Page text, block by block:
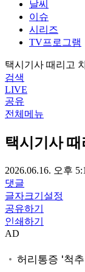
날씨
이슈
시리즈
TV프로그램
택시기사 때리고
검색
LIVE
공유
전체메뉴
택시기사
2026.06.16. 오후
댓글
글자크기설정
공유하기
인쇄하기
AD